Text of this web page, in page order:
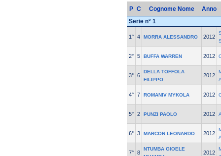
P C Cognome Nome
Anno
Serie n° 1
1° 4 MORRA ALESSANDRO 2012
2° 5 BUFFA WARREN 2012
3° 6
DELLA TOFFOLA
FILIPPO
2012
4° 7 ROMANIV MYKOLA 2012
5° 2 PUNZI PAOLO 2012
6° 3 MARCON LEONARDO 2012
7° 8
NTUMBA GIOELE
2012